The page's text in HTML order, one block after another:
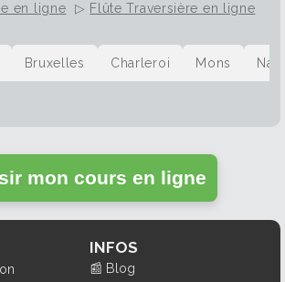
en ligne ▷ Flûte Traversière en ligne
Bruxelles Charleroi Mons
mon cours en ligne
INFOS
📰 Blog